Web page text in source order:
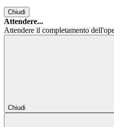
Chiudi
Attendere...
Attendere il completamento
Chiudi